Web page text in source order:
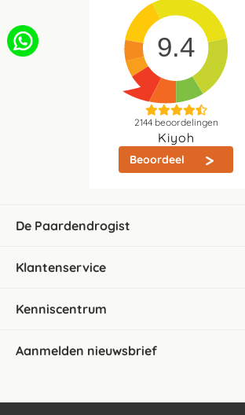
9.4
2144beoordelingen
Kiyoh
Beoordeel
De Paardendrogist
Klantenservice
Kenniscentrum
Aanmelden nieuwsbrief